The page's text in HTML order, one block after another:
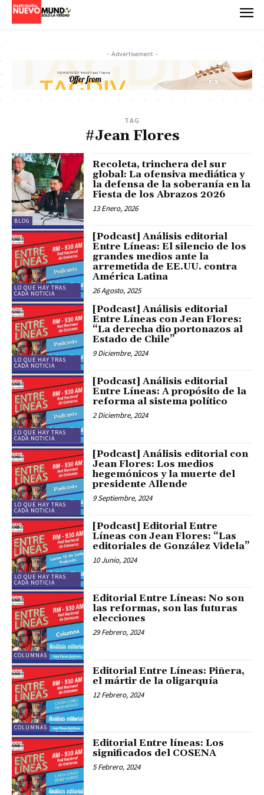
- Advertisement -
TAG
#Jean Flores
BLOG
Recoleta, trinchera del sur
global: La ofensiva mediática y
la defensa de la soberanía en la
Fiesta de los Abrazos 2026
13 Enero, 2026
LO QUE HAY TRAS
CADA NOTICIA
[Podcast] Análisis editorial
Entre Líneas: El silencio de los
grandes medios ante la
arremetida de EE.UU. contra
América Latina
26 Agosto, 2025
LO QUE HAY TRAS
CADA NOTICIA
[Podcast] Análisis editorial
Entre Líneas con Jean Flores:
“La derecha dio portonazos al
Estado de Chile”
9 Diciembre, 2024
LO QUE HAY TRAS
CADA NOTICIA
[Podcast] Análisis editorial
Entre Líneas: A propósito de la
reforma al sistema político
2 Diciembre, 2024
LO QUE HAY TRAS
CADA NOTICIA
[Podcast] Análisis editorial con
Jean Flores: Los medios
hegemónicos y la muerte del
presidente Allende
9 Septiembre, 2024
LO QUE HAY TRAS
CADA NOTICIA
[Podcast] Editorial Entre
Líneas con Jean Flores: “Las
editoriales de González Videla”
10 Junio, 2024
COLUMNAS
Editorial Entre Líneas: No son
las reformas, son las futuras
elecciones
29 Febrero, 2024
COLUMNAS
Editorial Entre Líneas: Piñera,
el mártir de la oligarquía
12 Febrero, 2024
Editorial Entre líneas: Los
significados del COSENA
5 Febrero, 2024